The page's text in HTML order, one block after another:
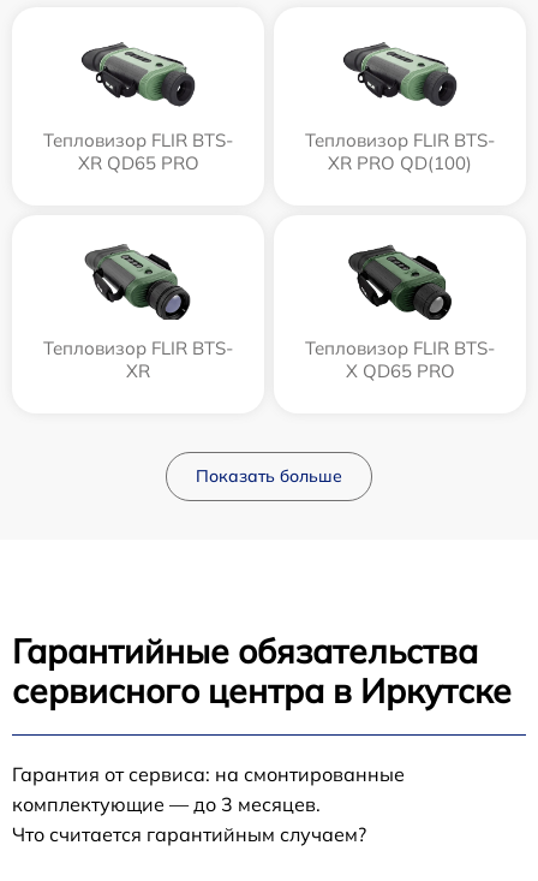
Тепловизор FLIR BTS-
XR QD65 PRO
Тепловизор FLIR BTS-
XR PRO QD(100)
Тепловизор FLIR BTS-
XR
Тепловизор FLIR BTS-
X QD65 PRO
Показать больше
Гарантийные обязательства
сервисного центра в Иркутске
Гарантия от сервиса: на смонтированные
комплектующие — до 3 месяцев.
Что считается гарантийным случаем?